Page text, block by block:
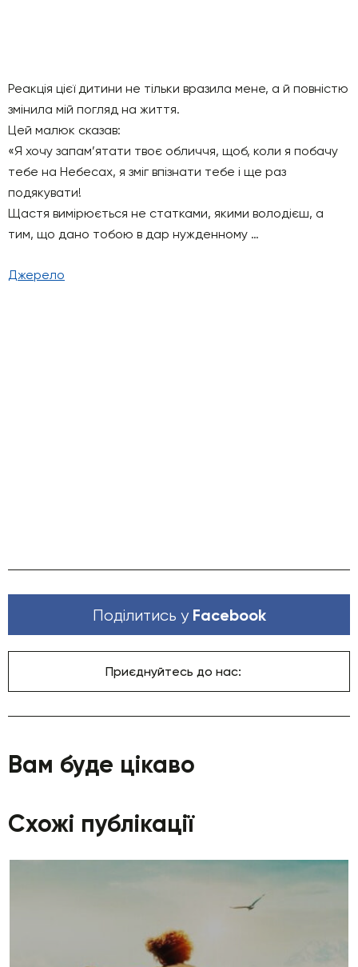
Реакція цієї дитини не тільки вразила мене, а й повністю
змінила мій погляд на життя.
Цей малюк сказав:
«Я хочу запам’ятати твоє обличчя, щоб, коли я побачу
тебе на Небесах, я зміг впізнати тебе і ще раз
подякувати!
Щастя вимірюється не статками, якими володієш, а
тим, що дано тобою в дар нужденному …
Джерело
Поділитись у Facebook
Приєднуйтесь до нас:
Вам буде цікаво
Схожі публікації